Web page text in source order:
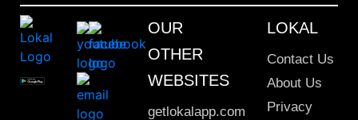
OUR
OTHER
WEBSITES
getlokalapp.com
LOKAL
Contact Us
About Us
Privacy